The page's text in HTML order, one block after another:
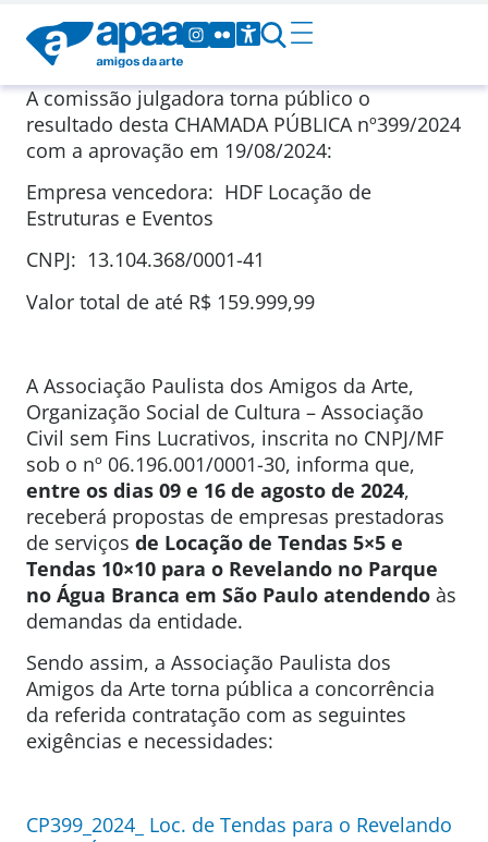
A comissão julgadora torna público o
resultado desta CHAMADA PÚBLICA nº399/2024
com a aprovação em 19/08/2024:
Empresa vencedora: HDF Locação de
Estruturas e Eventos
CNPJ: 13.104.368/0001-41
Valor total de até R$ 159.999,99
A Associação Paulista dos Amigos da Arte,
Organização Social de Cultura – Associação
Civil sem Fins Lucrativos, inscrita no CNPJ/MF
sob o nº 06.196.001/0001-30, informa que,
entre os dias 09 e 16 de agosto de 2024,
receberá propostas de empresas prestadoras
de serviços de Locação de Tendas 5×5 e
Tendas 10×10 para o Revelando no Parque
no Água Branca em São Paulo atendendo às
demandas da entidade.
Sendo assim, a Associação Paulista dos
Amigos da Arte torna pública a concorrência
da referida contratação com as seguintes
exigências e necessidades:
CP399_2024_ Loc. de Tendas para o Revelando